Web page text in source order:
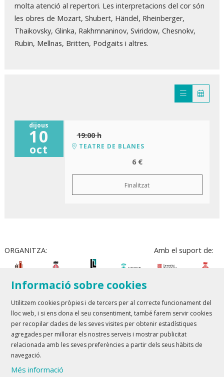
molta atenció al repertori. Les interpretacions del cor són
les obres de Mozart, Shubert, Händel, Rheinberger,
Thaikovsky, Glinka, Rakhmnaninov, Sviridow, Chesnokv,
Rubin, Mellnas, Britten, Podgaits i altres.
dijous
10
oct
19:00 h
TEATRE DE BLANES
6 €
Finalitzat
ORGANITZA: Amb el suport de:
Teatre Lloret de Mar| T 972 361 835
Teatre de Blanes| T 972 358 473
Avís Legal Ús de Cookies Contactar
Informació sobre cookies
Utilitzem cookies pròpies i de tercers per al correcte funcionament del
lloc web, i si ens dona el seu consentiment, també farem servir cookies
per recopilar dades de les seves visites per obtenir estadístiques
agregades per millorar els nostres serveis i mostrar publicitat
relacionada amb les seves preferències a partir dels seus hàbits de
navegació.
Més informació